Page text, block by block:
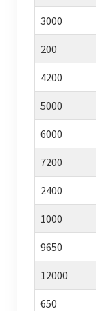
3000
200
4200
5000
6000
7200
2400
1000
9650
12000
650